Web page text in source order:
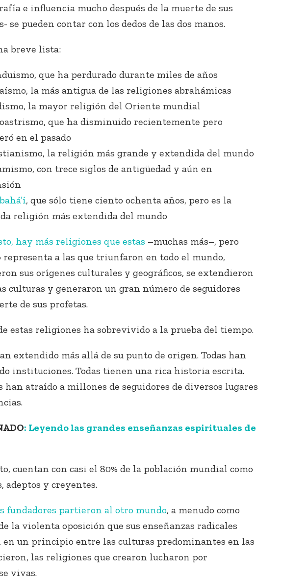
e influencia mucho después de la muerte de sus
se pueden contar con los dedos de las dos manos.
breve lista:
que ha perdurado durante miles de años
la más antigua de las religiones abrahámicas
la mayor religión del Oriente mundial
que ha disminuido recientemente pero
en el pasado
la religión más grande y extendida del mundo
con trece siglos de antigüedad y aún en
, que sólo tiene ciento ochenta años, pero es la
religión más extendida del mundo
hay más religiones que estas –muchas más–, pero
representa a las que triunfaron en todo el mundo,
sus orígenes culturales y geográficos, se extendieron
culturas y generaron un gran número de seguidores
de sus profetas.
estas religiones ha sobrevivido a la prueba del tiempo.
extendido más allá de su punto de origen. Todas han
instituciones. Todas tienen una rica historia escrita.
han atraído a millones de seguidores de diversos lugares
: Leyendo las grandes enseñanzas espirituales de
cuentan con casi el 80% de la población mundial como
adeptos y creyentes.
fundadores partieron al otro mundo, a menudo como
la violenta oposición que sus enseñanzas radicales
en un principio entre las culturas predominantes en las
las religiones que crearon lucharon por
vivas.
Conecta con
los Bahá'ís de